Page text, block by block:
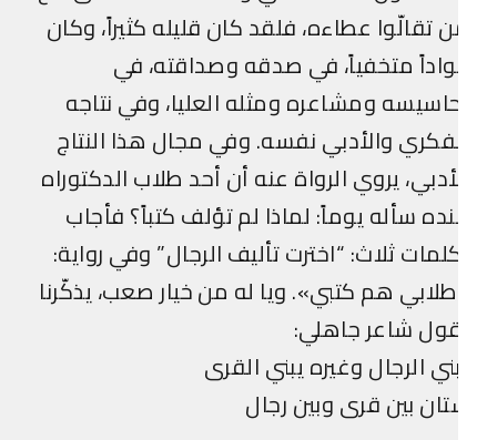
تقالّوا عطاءه، فلقد كان قليله كثيراً، وكان
متخفياً، في صدقه وصداقته، في
ومشاعره ومثله العليا، وفي نتاجه
والأدبي نفسه. وفي مجال هذا النتاج
يروي الرواة عنه أن أحد طلاب الدكتوراه
سأله يوماً: لماذا لم تؤلف كتباً؟ فأجاب
ثلاث: “اخترت تأليف الرجال” وفي رواية:
هم كتبي». ويا له من خيار صعب، يذكّرنا
شاعر جاهلي:
الرجال وغيره يبني القرى
بين قرى وبين رجال